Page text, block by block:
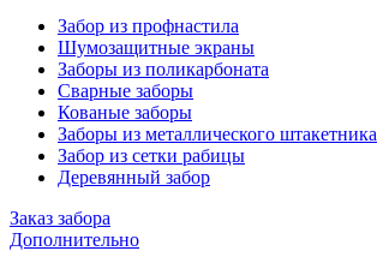
Забор из профнастила
Шумозащитные экраны
Заборы из поликарбоната
Сварные заборы
Кованые заборы
Заборы из металлического штакетника
Забор из сетки рабицы
Деревянный забор
Заказ забора
Дополнительно